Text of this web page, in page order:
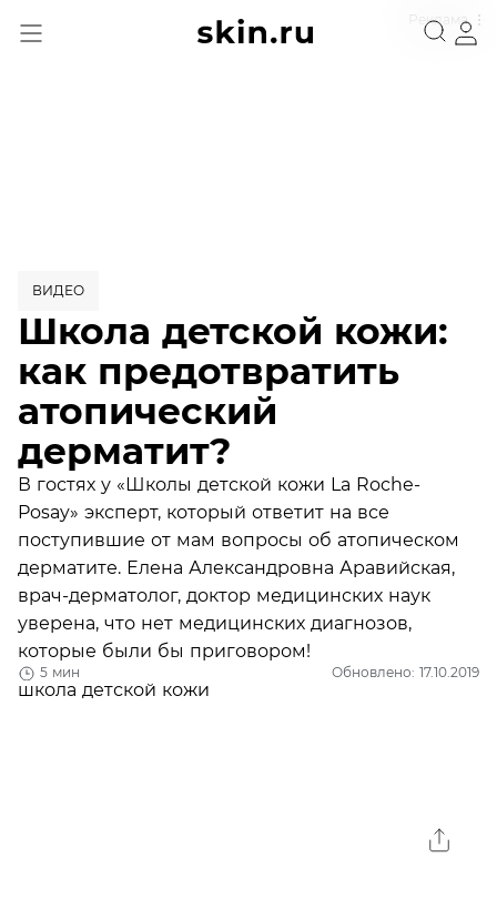
Реклама
5 мин Обновлено: 17.10.2019
ВИДЕО
Школа детской кожи:
как предотвратить
атопический
дерматит?
В гостях у «Школы детской кожи La Roche-
Posay» эксперт, который ответит на все
поступившие от мам вопросы об атопическом
дерматите. Елена Александровна Аравийская,
врач-дерматолог, доктор медицинских наук
уверена, что нет медицинских диагнозов,
которые были бы приговором!